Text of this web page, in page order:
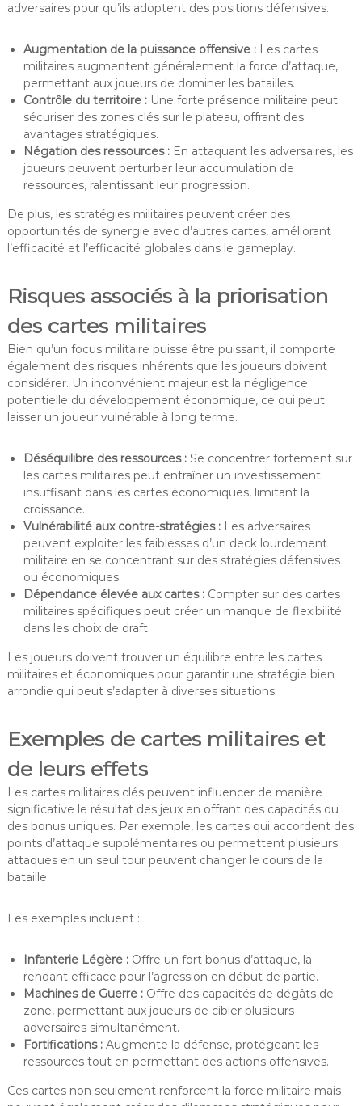
adversaires pour qu’ils adoptent des positions défensives.
Augmentation de la puissance offensive :Les cartes
militaires augmentent généralement la force d’attaque,
permettant aux joueurs de dominer les batailles.
Contrôle du territoire :Une forte présence militaire peut
sécuriser des zones clés sur le plateau, offrant des
avantages stratégiques.
Négation des ressources :En attaquant les adversaires, les
joueurs peuvent perturber leur accumulation de
ressources, ralentissant leur progression.
De plus, les stratégies militaires peuvent créer des
opportunités de synergie avec d’autres cartes, améliorant
l’efficacité et l’efficacité globales dans le gameplay.
Risques associés à la priorisation
des cartes militaires
Bien qu’un focus militaire puisse être puissant, il comporte
également des risques inhérents que les joueurs doivent
considérer. Un inconvénient majeur est la négligence
potentielle du développement économique, ce qui peut
laisser un joueur vulnérable à long terme.
Déséquilibre des ressources :Se concentrer fortement sur
les cartes militaires peut entraîner un investissement
insuffisant dans les cartes économiques, limitant la
croissance.
Vulnérabilité aux contre-stratégies :Les adversaires
peuvent exploiter les faiblesses d’un deck lourdement
militaire en se concentrant sur des stratégies défensives
ou économiques.
Dépendance élevée aux cartes :Compter sur des cartes
militaires spécifiques peut créer un manque de flexibilité
dans les choix de draft.
Les joueurs doivent trouver un équilibre entre les cartes
militaires et économiques pour garantir une stratégie bien
arrondie qui peut s’adapter à diverses situations.
Exemples de cartes militaires et
de leurs effets
Les cartes militaires clés peuvent influencer de manière
significative le résultat des jeux en offrant des capacités ou
des bonus uniques. Par exemple, les cartes qui accordent des
points d’attaque supplémentaires ou permettent plusieurs
attaques en un seul tour peuvent changer le cours de la
bataille.
Les exemples incluent :
Infanterie Légère :Offre un fort bonus d’attaque, la
rendant efficace pour l’agression en début de partie.
Machines de Guerre :Offre des capacités de dégâts de
zone, permettant aux joueurs de cibler plusieurs
adversaires simultanément.
Fortifications :Augmente la défense, protégeant les
ressources tout en permettant des actions offensives.
Ces cartes non seulement renforcent la force militaire mais